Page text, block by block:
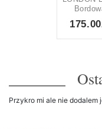
Przykro mi ale nie